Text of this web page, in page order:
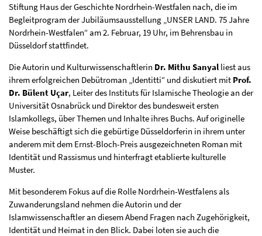
Stiftung Haus der Geschichte Nordrhein-Westfalen nach, die im
Begleitprogram der Jubiläumsausstellung „UNSER LAND. 75 Jahre
Nordrhein-Westfalen“ am 2. Februar, 19 Uhr, im Behrensbau in
Düsseldorf stattfindet.
Die Autorin und Kulturwissenschaftlerin Dr. Mithu Sanyal liest aus
ihrem erfolgreichen Debütroman „Identitti“ und diskutiert mit Prof.
Dr. Bülent Uçar, Leiter des Instituts für Islamische Theologie an der
Universität Osnabrück und Direktor des bundesweit ersten
Islamkollegs, über Themen und Inhalte ihres Buchs. Auf originelle
Weise beschäftigt sich die gebürtige Düsseldorferin in ihrem unter
anderem mit dem Ernst-Bloch-Preis ausgezeichneten Roman mit
Identität und Rassismus und hinterfragt etablierte kulturelle
Muster.
Mit besonderem Fokus auf die Rolle Nordrhein-Westfalens als
Zuwanderungsland nehmen die Autorin und der
Islamwissenschaftler an diesem Abend Fragen nach Zugehörigkeit,
Identität und Heimat in den Blick. Dabei loten sie auch die